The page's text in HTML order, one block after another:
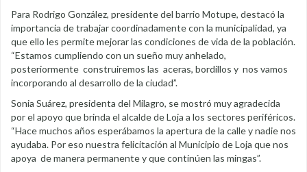
Para Rodrigo González, presidente del barrio Motupe, destacó la
importancia de trabajar coordinadamente con la municipalidad, ya
que ello les permite mejorar las condiciones de vida de la población.
“Estamos cumpliendo con un sueño muy anhelado,
posteriormente construiremos las aceras, bordillos y nos vamos
incorporando al desarrollo de la ciudad”.
Sonia Suárez, presidenta del Milagro, se mostró muy agradecida
por el apoyo que brinda el alcalde de Loja a los sectores periféricos.
“Hace muchos años esperábamos la apertura de la calle y nadie nos
ayudaba. Por eso nuestra felicitación al Municipio de Loja que nos
apoya de manera permanente y que continúen las mingas”.